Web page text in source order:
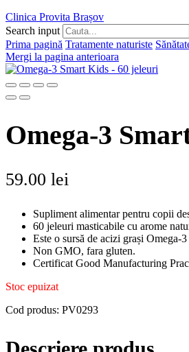
Clinica Provita Brașov
Search input
Prima pagină Tratamente naturiste
Mergi la pagina anterioara
Omega-3
59.00 lei
Supliment alimentar pentru copii
60 jeleuri masticabile cu arome
Este o sursă de acizi grași Omega-
Non GMO, fara gluten.
Certificat Good Manufacturing
Stoc epuizat
Cod produs: PV0293